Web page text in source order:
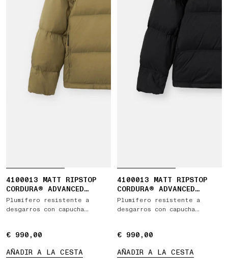
4100013 MATT RIPSTOP
CORDURA® ADVANCED
FABRICS
Plumífero resistente a
desgarros con capucha
€ 990,00
€ 990,00
AÑADIR A LA CESTA
4100013 MATT RIPSTOP
CORDURA® ADVANCED
FABRICS
Plumífero resistente a
desgarros con capucha
€ 990,00
€ 990,00
AÑADIR A LA CESTA